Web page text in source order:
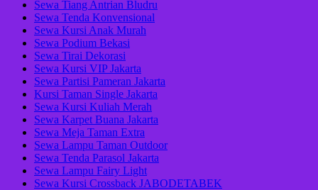
Sewa Tiang Antrian Bludru
Sewa Tenda Konvensional
Sewa Kursi Anak Murah
Sewa Podium Bekasi
Sewa Tirai Dekorasi
Sewa Kursi VIP Jakarta
Sewa Partisi Pameran Jakarta
Kursi Taman Single Jakarta
Sewa Kursi Kuliah Merah
Sewa Karpet Buana Jakarta
Sewa Meja Taman Extra
Sewa Lampu Taman Outdoor
Sewa Tenda Parasol Jakarta
Sewa Lampu Fairy Light
Sewa Kursi Crossback JABODETABEK